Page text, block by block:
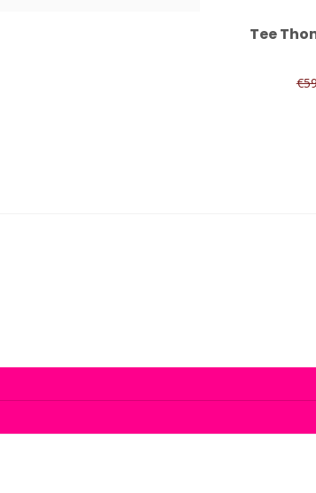
Tee